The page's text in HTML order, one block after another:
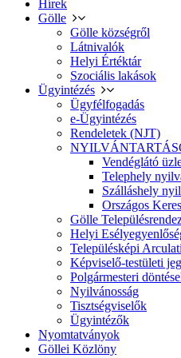
Hírek
Gölle
Gölle községről
Látnivalók
Helyi Értéktár
Szociális lakások
Ügyintézés
Ügyfélfogadás
e-Ügyintézés
Rendeletek (NJT)
Vendéglátó
Telephely
Szálláshely
Országos
Gölle
Helyi
Településképi
Képviselő-testületi
Polgármesteri
Nyilvánosság
Tisztségviselők
Ügyintézők
Nyomtatványok
Göllei Közlöny